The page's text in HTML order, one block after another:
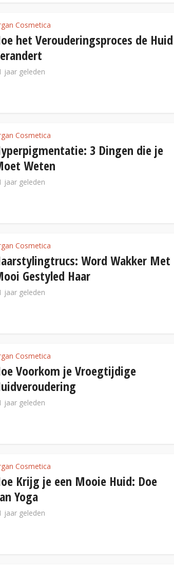
Cosmetica
het Verouderingsproces de Huid
jaar geleden
Cosmetica
3 Dingen die je
Weten
jaar geleden
Cosmetica
Word Wakker Met
Gestyled Haar
jaar geleden
Cosmetica
Voorkom je Vroegtijdige
jaar geleden
Cosmetica
Krijg je een Mooie Huid: Doe
Yoga
jaar geleden